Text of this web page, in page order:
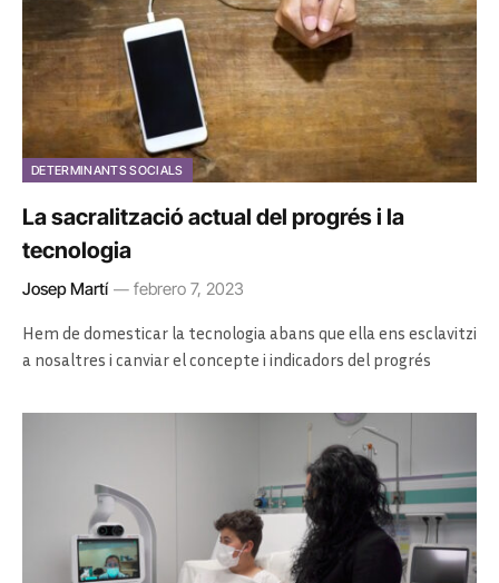
DETERMINANTS SOCIALS
La sacralització actual del progrés i la
tecnologia
Josep Martí febrero 7, 2023
Hem de domesticar la tecnologia abans que ella ens esclavitzi
a nosaltres i canviar el concepte i indicadors del progrés